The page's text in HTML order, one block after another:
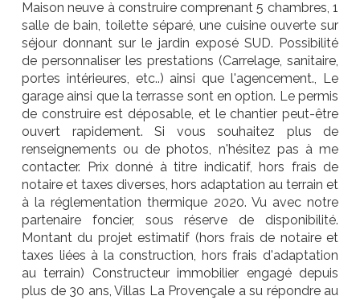
Maison neuve à construire comprenant 5 chambres, 1
salle de bain, toilette séparé, une cuisine ouverte sur
séjour donnant sur le jardin exposé SUD. Possibilité
de personnaliser les prestations (Carrelage, sanitaire,
portes intérieures, etc..) ainsi que l'agencement., Le
garage ainsi que la terrasse sont en option. Le permis
de construire est déposable, et le chantier peut-être
ouvert rapidement. Si vous souhaitez plus de
renseignements ou de photos, n'hésitez pas à me
contacter. Prix donné à titre indicatif, hors frais de
notaire et taxes diverses, hors adaptation au terrain et
à la réglementation thermique 2020. Vu avec notre
partenaire foncier, sous réserve de disponibilité.
Montant du projet estimatif (hors frais de notaire et
taxes liées à la construction, hors frais d'adaptation
au terrain) Constructeur immobilier engagé depuis
plus de 30 ans, Villas La Provençale a su répondre au